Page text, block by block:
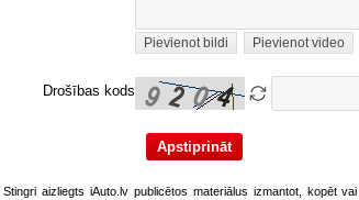
Pievienot bildi Pievienot video
Drošības kods
Stingri aizliegts iAuto.lv publicētos materiālus izmantot, kopēt